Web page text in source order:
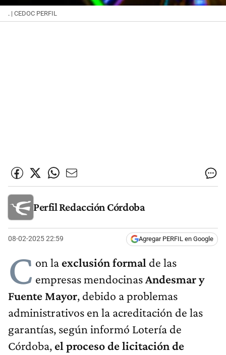
. | CEDOC PERFIL
Perfil Redacción Córdoba
08-02-2025 22:59 Agregar PERFIL en Google
C on la exclusión formal de las
empresas mendocinasAndesmar y
Fuente Mayor, debido a problemas
administrativos en la acreditación de las
garantías, según informó Lotería de
Córdoba, el proceso de licitación de